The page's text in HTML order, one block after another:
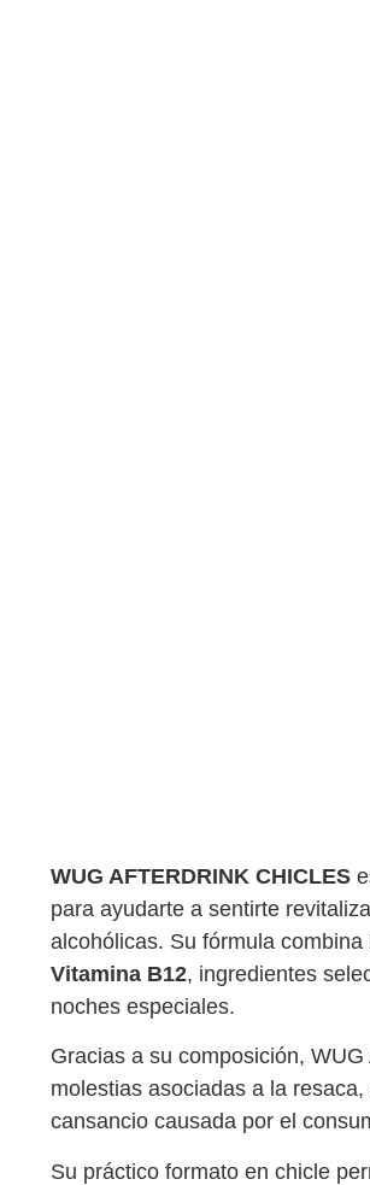
WUG AFTERDRINK CHICLES
para ayudarte a sentirte
alcohólicas. Su fórmula combina
Vitamina B12, ingredientes
noches especiales.
Gracias a su composición,
molestias asociadas a la
cansancio causada por el
Su práctico formato en chicle